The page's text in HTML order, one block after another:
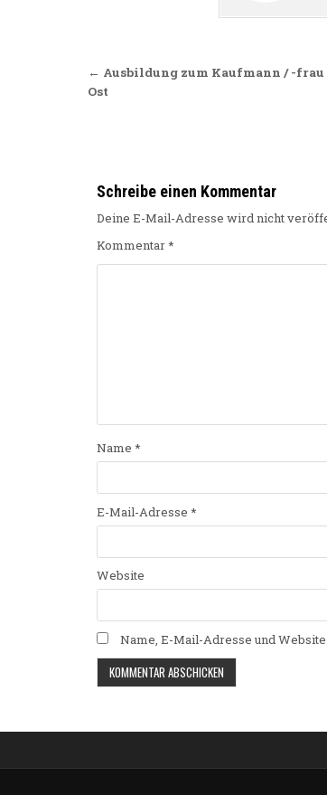
Beitragsnavigation
← Ausbildung zum Kaufmann / -
Ost
Schreibe einen Kommentar
Deine E-Mail-Adresse wird nicht
Kommentar*
Name *
E-Mail-Adresse *
Website
Name, E-Mail-Adresse und